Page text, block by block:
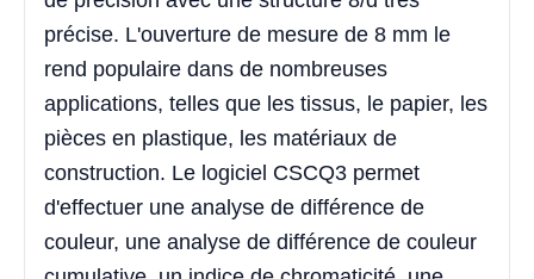
précise. L'ouverture de mesure de 8 mm le
rend populaire dans de nombreuses
applications, telles que les tissus, le papier, les
pièces en plastique, les matériaux de
construction. Le logiciel CSCQ3 permet
d'effectuer une analyse de différence de
couleur, une analyse de différence de couleur